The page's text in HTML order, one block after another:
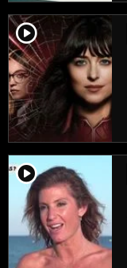
player2
player2